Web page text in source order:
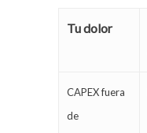
Tu dolor
CAPEX fuera
de